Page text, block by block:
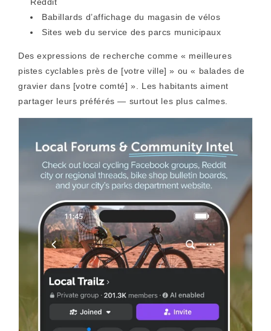
Babillards d’affichage du magasin de vélos
Sites web du service des parcs municipaux
Des expressions de recherche comme« meilleures
pistes cyclables près de [votre ville] » ou « balades de
gravier dans [votre comté] ».
Les habitants aiment
partager leurs préférés — surtout les plus calmes.